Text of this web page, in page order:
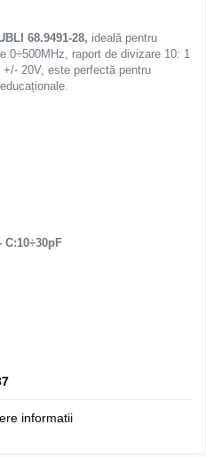
68.9491-28, ideală pentru
0÷500MHz, raport de divizare 10: 1
20V, este perfectă pentru
C:10÷30pF
informatii